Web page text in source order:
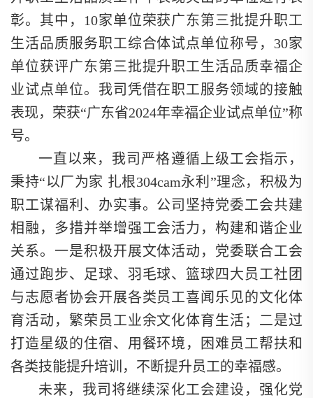
彰。其中，10家单位荣获广东第三批提升职工
生活品质服务职工综合体试点单位称号，30家
单位获评广东第三批提升职工生活品质幸福企
业试点单位。我司凭借在职工服务领域的接触
表现，荣获“广东省2024年幸福企业试点单位”称
号。
一直以来，我司严格遵循上级工会指示，
秉持“以厂为家 扎根304cam永利”理念，积极为
职工谋福利、办实事。公司坚持党委工会共建
相融，多措并举增强工会活力，构建和谐企业
关系。一是积极开展文体活动，党委联合工会
通过跑步、足球、羽毛球、篮球四大员工社团
与志愿者协会开展各类员工喜闻乐见的文化体
育活动，繁荣员工业余文化体育生活；二是过
打造星级的住宿、用餐环境，困难员工帮扶和
各类技能提升培训，不断提升员工的幸福感。
未来，我司将继续深化工会建设，强化党